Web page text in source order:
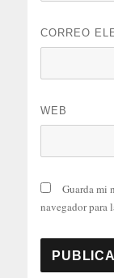
CORREO
WEB
Guarda mi
navegador para